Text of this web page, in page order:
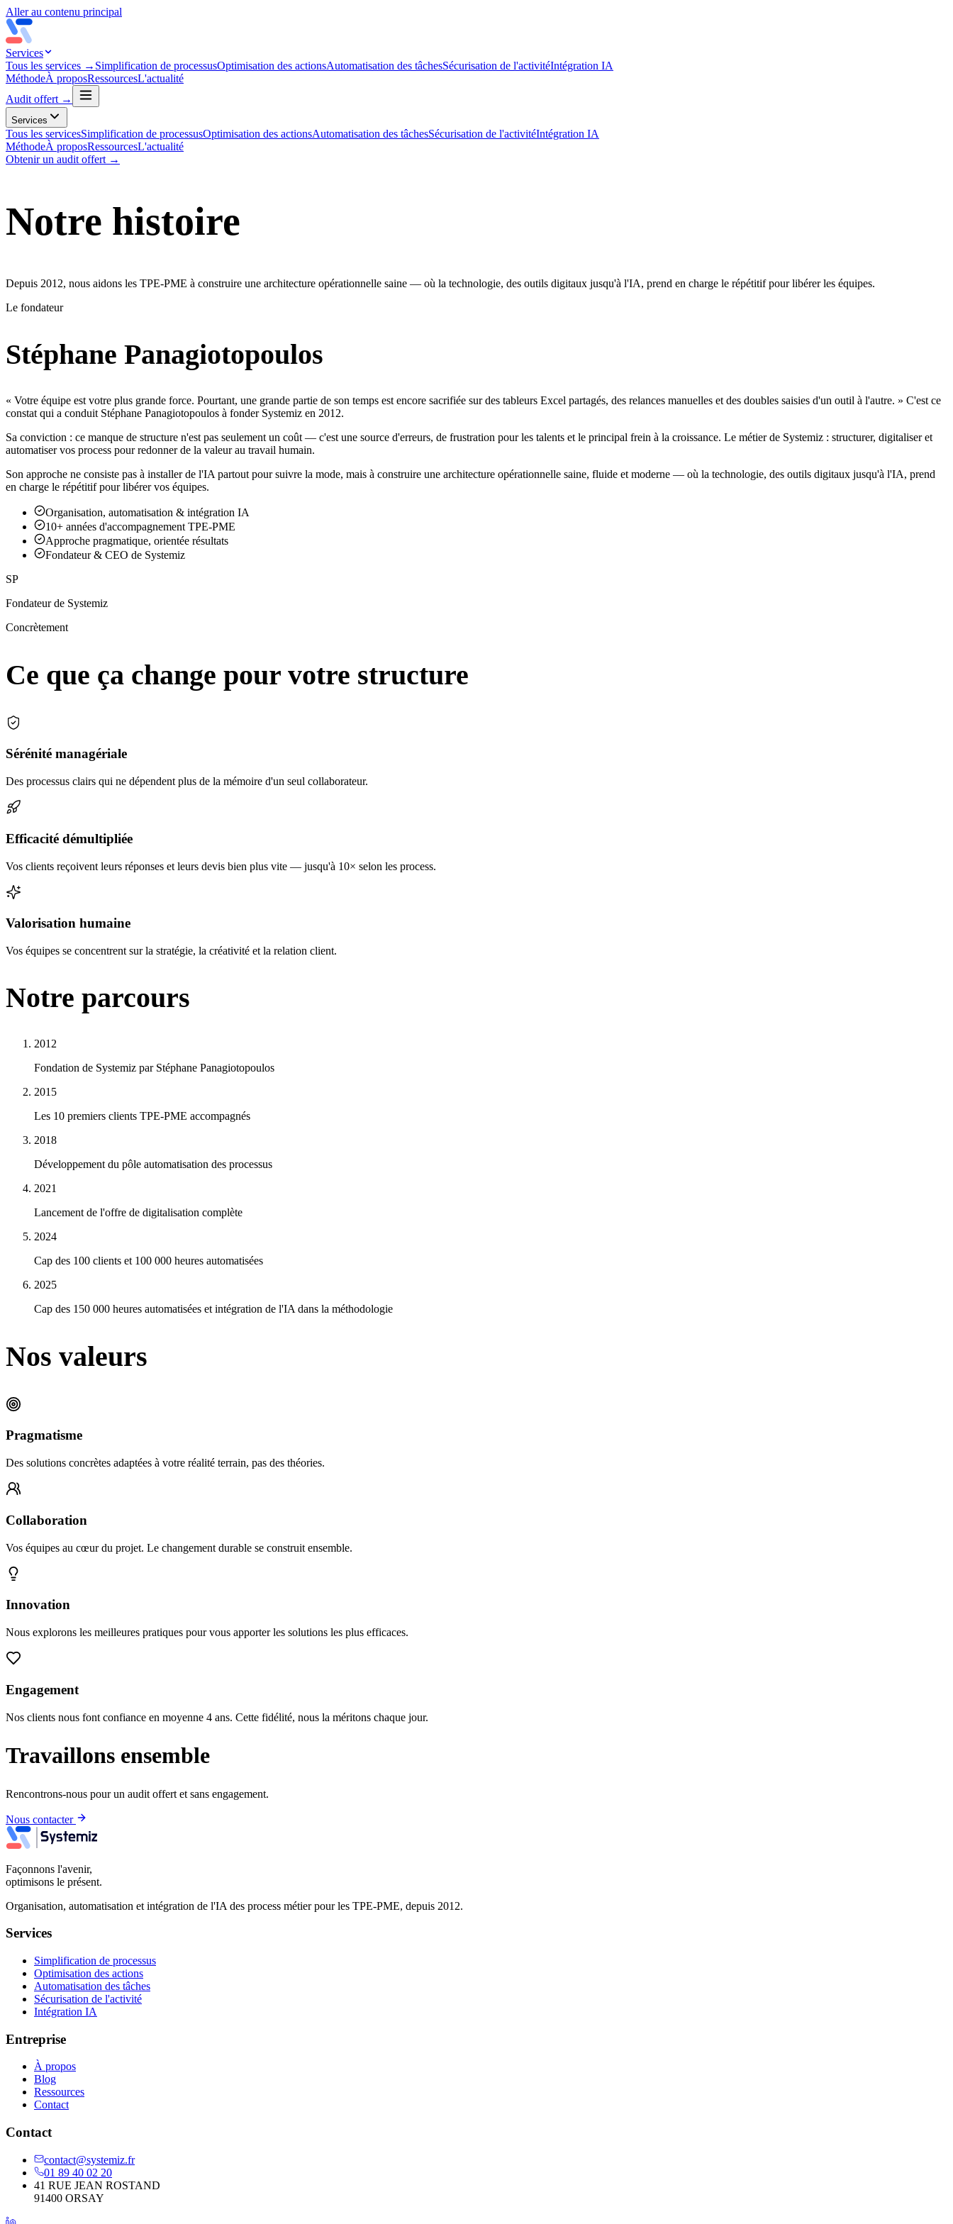
Aller au contenu principal
Services
Tous les services → Simplification de processusOptimisation des actionsAutomatisation des tâchesSécurisation de l'activitéIntégration IA
MéthodeÀ proposRessourcesL'actualité
Audit offert →
Services
Tous les servicesSimplification de processusOptimisation des actionsAutomatisation des tâchesSécurisation de l'activitéIntégration IA
MéthodeÀ proposRessourcesL'actualité
Obtenir un audit offert →
Notre histoire
Depuis 2012, nous aidons les TPE-PME à construire une architecture opérationnelle saine — où la technologie, des outils digitaux jusqu'à l'IA, prend en charge le répétitif pour libérer les équipes.
Le fondateur
Stéphane Panagiotopoulos
« Votre équipe est votre plus grande force. Pourtant, une grande partie de son temps est encore sacrifiée sur des tableurs Excel partagés, des relances manuelles et des doubles saisies d'un outil à l'autre. » C'est ce
constat qui a conduit Stéphane Panagiotopoulos à fonder Systemiz en 2012.
Sa conviction : ce manque de structure n'est pas seulement un coût — c'est une source d'erreurs, de frustration pour les talents et le principal frein à la croissance. Le métier de Systemiz : structurer, digitaliser et
automatiser vos process pour redonner de la valeur au travail humain.
Son approche ne consiste pas à installer de l'IA partout pour suivre la mode, mais à construire une architecture opérationnelle saine, fluide et moderne — où la technologie, des outils digitaux jusqu'à l'IA, prend
en charge le répétitif pour libérer vos équipes.
Organisation, automatisation & intégration IA
10+ années d'accompagnement TPE-PME
Approche pragmatique, orientée résultats
Fondateur & CEO de Systemiz
SP
Fondateur de Systemiz
Concrètement
Ce que ça change pour votre structure
Sérénité managériale
Des processus clairs qui ne dépendent plus de la mémoire d'un seul collaborateur.
Efficacité démultipliée
Vos clients reçoivent leurs réponses et leurs devis bien plus vite — jusqu'à 10× selon les process.
Valorisation humaine
Vos équipes se concentrent sur la stratégie, la créativité et la relation client.
Notre parcours
2012
Fondation de Systemiz par Stéphane Panagiotopoulos
2015
Les 10 premiers clients TPE-PME accompagnés
2018
Développement du pôle automatisation des processus
2021
Lancement de l'offre de digitalisation complète
2024
Cap des 100 clients et 100 000 heures automatisées
2025
Cap des 150 000 heures automatisées et intégration de l'IA dans la méthodologie
Nos valeurs
Pragmatisme
Des solutions concrètes adaptées à votre réalité terrain, pas des théories.
Collaboration
Vos équipes au cœur du projet. Le changement durable se construit ensemble.
Innovation
Nous explorons les meilleures pratiques pour vous apporter les solutions les plus efficaces.
Engagement
Nos clients nous font confiance en moyenne 4 ans. Cette fidélité, nous la méritons chaque jour.
Travaillons ensemble
Rencontrons-nous pour un audit offert et sans engagement.
Nous contacter
Façonnons l'avenir,
optimisons le présent.
Organisation, automatisation et intégration de l'IA des process métier pour les TPE-PME, depuis 2012.
Services
Simplification de processus
Optimisation des actions
Automatisation des tâches
Sécurisation de l'activité
Intégration IA
Entreprise
À propos
Blog
Ressources
Contact
Contact
contact@systemiz.fr
01 89 40 02 20
41 RUE JEAN ROSTAND
91400 ORSAY